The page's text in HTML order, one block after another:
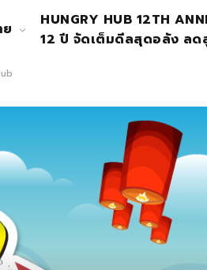
ย
HUNGRY HUB 12TH
12 ปี จัดเต็มดีลสุดอลัง ลด